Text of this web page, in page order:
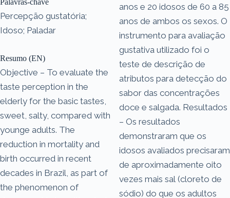
Percepção gustatória;
Idoso; Paladar
Resumo (EN)
Objective – To evaluate the
taste perception in the
elderly for the basic tastes,
sweet, salty, compared with
younge adults. The
reduction in mortality and
birth occurred in recent
decades in Brazil, as part of
the phenomenon of
anos e 20 idosos de 60 a 85
anos de ambos os sexos. O
instrumento para avaliação
gustativa utilizado foi o
teste de descrição de
atributos para detecção do
sabor das concentrações
doce e salgada. Resultados
– Os resultados
demonstraram que os
idosos avaliados precisaram
de aproximadamente oito
vezes mais sal (cloreto de
sódio) do que os adultos